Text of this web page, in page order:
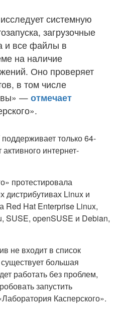
системную
загрузочные
и все файлы в
на наличие
Оно проверяет
в том числе
— отмечает
только 64-
интернет-
протестировала
дистрибутивах Linux и
Red Hat Enterprise Linux,
SUSE, openSUSE и Debian,
не входит в список
большая
работать без проблем,
запустить
Касперского».